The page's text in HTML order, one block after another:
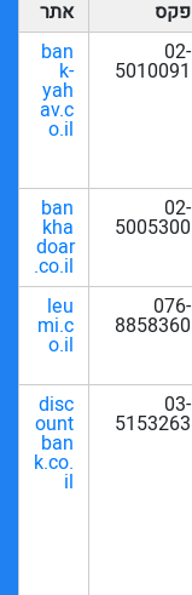
פקס
אתר
02-
5010091
ban
k-
yah
av.c
o.il
02-
5005300
ban
kha
doar
.co.il
076-
8858360
leu
mi.c
o.il
03-
5153263
disc
ount
ban
k.co.
il